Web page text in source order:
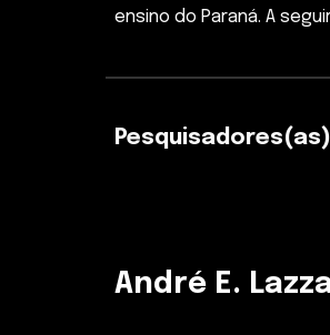
ensino do Paraná. A
Pesquisadores(as)
André E.